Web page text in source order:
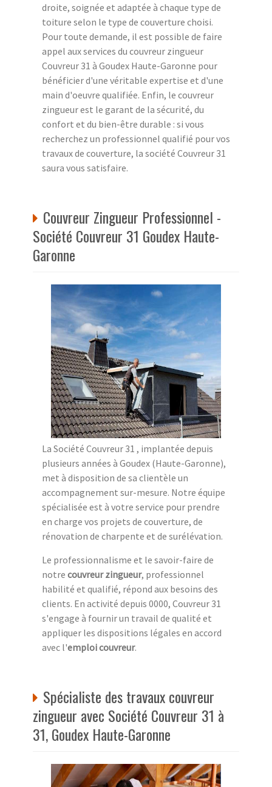
droite, soignée et adaptée à chaque type de
toiture selon le type de couverture choisi.
Pour toute demande, il est possible de faire
appel aux services du couvreur zingueur
Couvreur 31 à Goudex Haute-Garonne pour
bénéficier d'une véritable expertise et d'une
main d'oeuvre qualifiée. Enfin, le couvreur
zingueur est le garant de la sécurité, du
confort et du bien-être durable : si vous
recherchez un professionnel qualifié pour vos
travaux de couverture, la société Couvreur 31
saura vous satisfaire.
Couvreur Zingueur Professionnel -
Société Couvreur 31 Goudex Haute-
Garonne
La Société Couvreur 31 , implantée depuis
plusieurs années à Goudex (Haute-Garonne),
met à disposition de sa clientèle un
accompagnement sur-mesure. Notre équipe
spécialisée est à votre service pour prendre
en charge vos projets de couverture, de
rénovation de charpente et de surélévation.
Le professionnalisme et le savoir-faire de
notre couvreur zingueur, professionnel
habilité et qualifié, répond aux besoins des
clients. En activité depuis 0000, Couvreur 31
s'engage à fournir un travail de qualité et
appliquer les dispositions légales en accord
avec l'emploi couvreur.
Spécialiste des travaux couvreur
zingueur avec Société Couvreur 31 à
31, Goudex Haute-Garonne